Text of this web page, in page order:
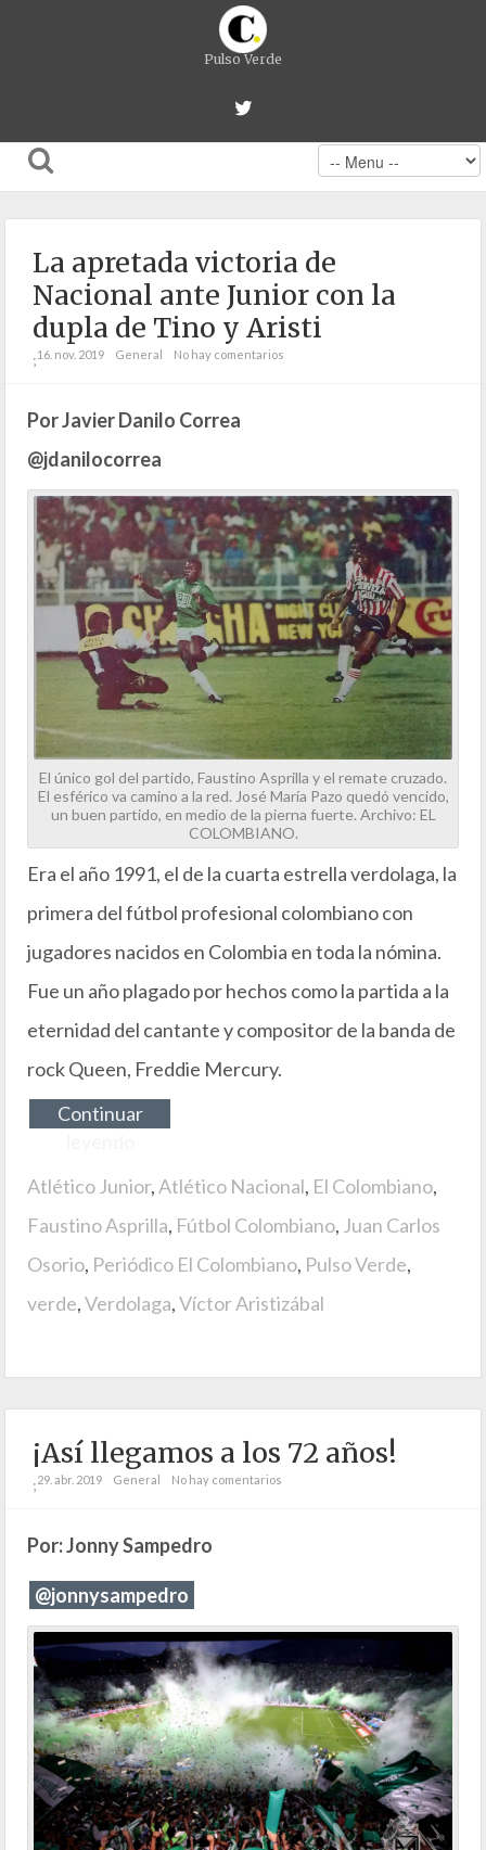
Pulso Verde
La apretada victoria de
Nacional ante Junior con la
dupla de Tino y Aristi
;16. nov. 2019 General No hay comentarios
Por Javier Danilo Correa
@jdanilocorrea
El único gol del partido, Faustino Asprilla y el remate cruzado.
El esférico va camino a la red. José María Pazo quedó vencido,
un buen partido, en medio de la pierna fuerte. Archivo: EL
COLOMBIANO.
Era el año 1991, el de la cuarta estrella verdolaga, la
primera del fútbol profesional colombiano con
jugadores nacidos en Colombia en toda la nómina.
Fue un año plagado por hechos como la partida a la
eternidad del cantante y compositor de la banda de
rock Queen, Freddie Mercury.
Continuar
Atlético Junior,Atlético Nacional, El Colombiano,
Faustino Asprilla, Fútbol Colombiano, Juan Carlos
Osorio, Periódico El Colombiano, Pulso Verde,
verde,Verdolaga,Víctor Aristizábal
¡Así llegamos a los 72 años!
;29. abr. 2019 General No hay comentarios
Por: Jonny Sampedro
@jonnysampedro